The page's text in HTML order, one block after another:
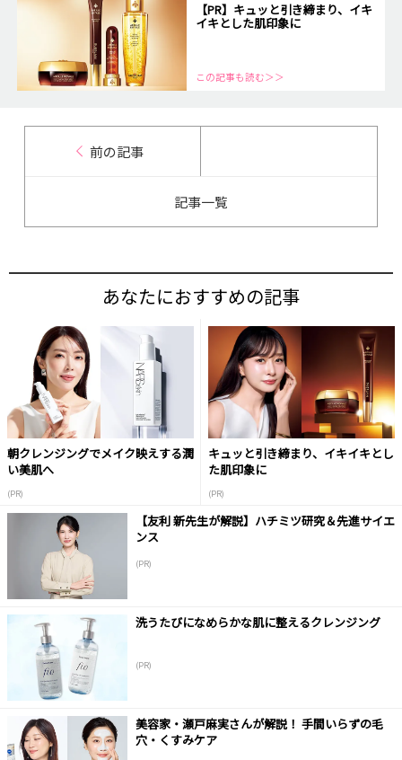
【PR】キュッと引き締まり、イキ
イキとした肌印象に
この記事も読む＞＞
前の記事
記事一覧
あなたにおすすめの記事
朝クレンジングでメイク映えする潤
い美肌へ
(PR)
キュッと引き締まり、イキイキとし
た肌印象に
(PR)
【友利 新先生が解説】ハチミツ研究＆先進サイエ
ンス
(PR)
洗うたびになめらかな肌に整えるクレンジング
(PR)
美容家・瀬戸麻実さんが解説！ 手間いらずの毛
穴・くすみケア